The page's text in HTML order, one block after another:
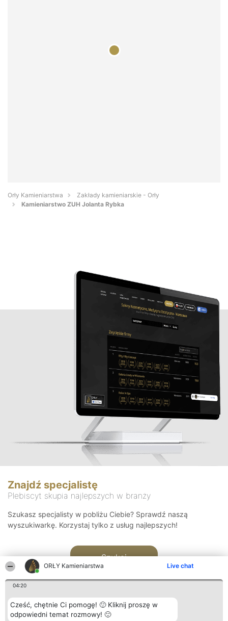
ORŁY Kamieniarstwa Live chat
04:20
Cześć, chętnie Ci pomogę! 🙂 Kliknij proszę w
odpowiedni temat rozmowy! 🙂
Orły Kamieniarstwa
Zakłady kamieniarskie - Orły
Kamieniarstwo ZUH Jolanta Rybka
Znajdź specjalistę
Plebiscyt skupia najlepszych w branży
Szukasz specjalisty w pobliżu Ciebie? Sprawdź naszą
wyszukiwarkę. Korzystaj tylko z usług najlepszych!
Szukaj